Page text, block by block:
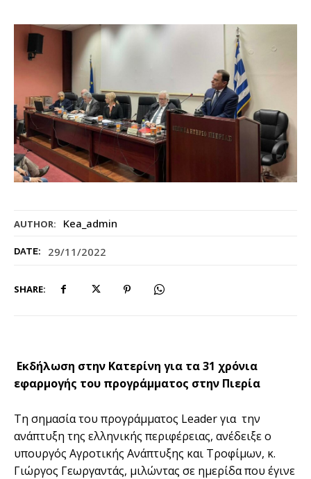
AUTHOR: Kea_admin
DATE: 29/11/2022
SHARE:
Εκδήλωση στην Κατερίνη για τα 31 χρόνια
εφαρμογής του προγράμματος στην Πιερία
Τη σημασία του προγράμματος Leader για την
ανάπτυξη της ελληνικής περιφέρειας, ανέδειξε ο
υπουργός Αγροτικής Ανάπτυξης και Τροφίμων, κ.
Γιώργος Γεωργαντάς, μιλώντας σε ημερίδα που έγινε